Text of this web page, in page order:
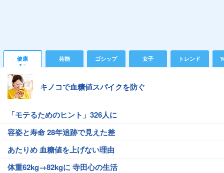
健康 芸能 ゴシップ 女子 トレンド
キノコで血糖値スパイクを防ぐ
「モテるためのヒント」326人に
容姿と寿命 28年追跡で見えた差
あたりめ 血糖値を上げない理由
体重62kg→82kgに 寺田心の生活